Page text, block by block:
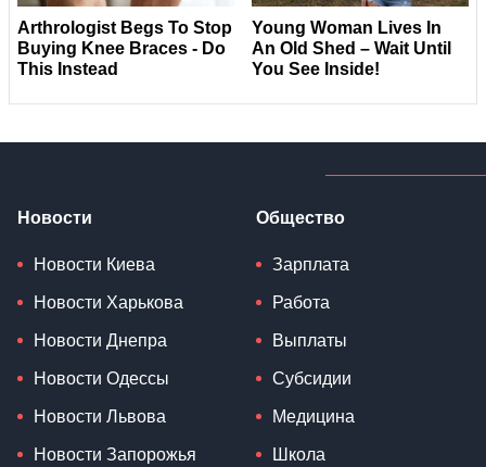
Новости
Новости Киева
Новости Харькова
Новости Днепра
Новости Одессы
Новости Львова
Новости Запорожья
Общество
Зарплата
Работа
Выплаты
Субсидии
Медицина
Школа